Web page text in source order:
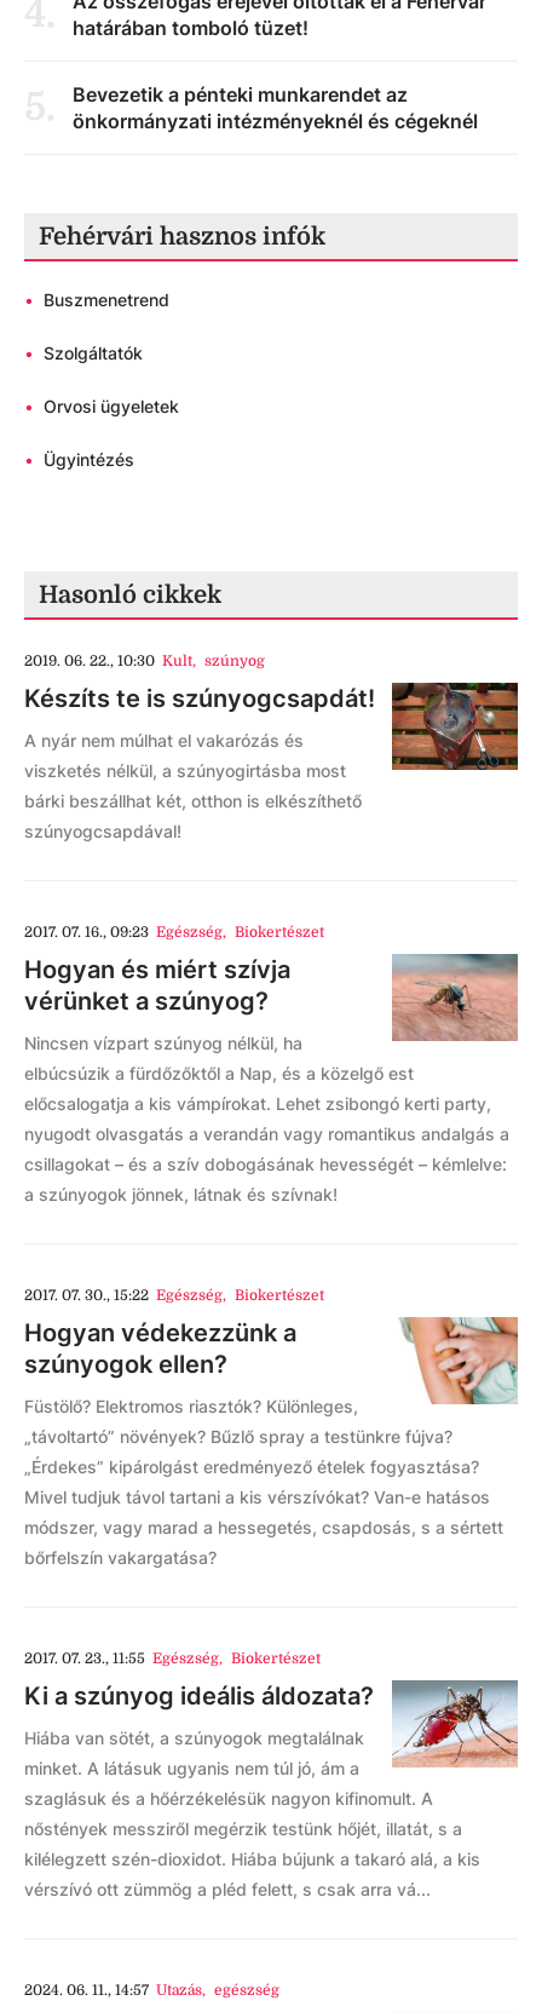
4.
határában tomboló tüzet!
5.
Bevezetik a pénteki munkarendet az
önkormányzati intézményeknél és cégeknél
Fehérvári hasznos infók
• Buszmenetrend
• Szolgáltatók
• Orvosi ügyeletek
• Ügyintézés
Hasonló cikkek
2019. 06. 22., 10:30 Kult, szúnyog
Készíts te is szúnyogcsapdát!
A nyár nem múlhat el vakarózás és
viszketés nélkül, a szúnyogirtásba most
bárki beszállhat két, otthon is elkészíthető
szúnyogcsapdával!
2017. 07. 16., 09:23 Egészség, Biokertészet
Hogyan és miért szívja
vérünket a szúnyog?
Nincsen vízpart szúnyog nélkül, ha
elbúcsúzik a fürdőzőktől a Nap, és a közelgő est
előcsalogatja a kis vámpírokat. Lehet zsibongó kerti party,
nyugodt olvasgatás a verandán vagy romantikus andalgás a
csillagokat – és a szív dobogásának hevességét – kémlelve:
a szúnyogok jönnek, látnak és szívnak!
2017. 07. 30., 15:22 Egészség, Biokertészet
Hogyan védekezzünk a
szúnyogok ellen?
Füstölő? Elektromos riasztók? Különleges,
„távoltartó” növények? Bűzlő spray a testünkre fújva?
„Érdekes” kipárolgást eredményező ételek fogyasztása?
Mivel tudjuk távol tartani a kis vérszívókat? Van-e hatásos
módszer, vagy marad a hessegetés, csapdosás, s a sértett
bőrfelszín vakargatása?
2017. 07. 23., 11:55 Egészség, Biokertészet
Ki a szúnyog ideális áldozata?
Hiába van sötét, a szúnyogok megtalálnak
minket. A látásuk ugyanis nem túl jó, ám a
szaglásuk és a hőérzékelésük nagyon kifinomult. A
nőstények messziről megérzik testünk hőjét, illatát, s a
kilélegzett szén-dioxidot. Hiába bújunk a takaró alá, a kis
vérszívó ott zümmög a pléd felett, s csak arra vá...
2024. 06. 11., 14:57 Utazás, egészség